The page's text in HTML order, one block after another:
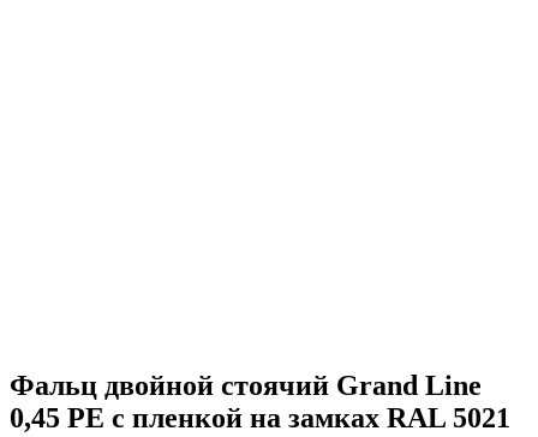
Фальц двойной стоячий Grand Line
0,45 PE с пленкой на замках RAL 5021